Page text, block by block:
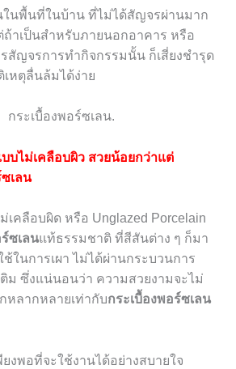
ในพื้นที่ในบ้าน ที่ไม่ได้สัญจรผ่านมาก
าเป็นสำหรับภายนอกอาคาร หรือ
สัญจรการทำกิจกรรมนั้น ก็เสี่ยงชำรุด
เหตุลื่นล้มได้ง่าย
บไม่เคลือบผิว สวยน้อยกว่าแต่
เลน
เคลือบผิด หรือ Unglazed Porcelain
ซเลนแท้ธรรมชาติ ที่สีสันต่าง ๆ ก็มา
ในการเผา ไม่ได้ผ่านกระบวนการ
ม ซึ่งแน่นอนว่า ความสวยงามจะไม่
หลากหลายเท่ากับกระเบื้องพอร์ซเลน
ยงพอที่จะใช้งานได้อย่างสบายใจ